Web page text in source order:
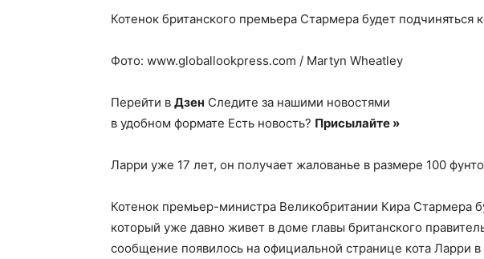
Котенок британского премьера Стармера будет подчиняться
Фото: www.globallookpress.com / Martyn Wheatley
Перейти в Дзен Следите за нашими новостями
в удобном формате Есть новость? Присылайте »
Ларри уже 17 лет, он получает жалованье в размере 100
Котенок премьер-министра Великобритании Кира Стармера
который уже давно живет в доме главы британского
сообщение появилось на официальной странице кота Ларри в